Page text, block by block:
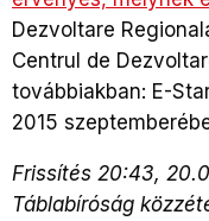
Dezvoltare
Centrul de
továbbiakban: E-
2015
Frissítés 20:43,
Táblabíróság